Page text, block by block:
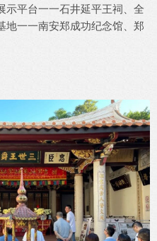
示平台一一石井延平王祠、全
地一一南安郑成功纪念馆、郑